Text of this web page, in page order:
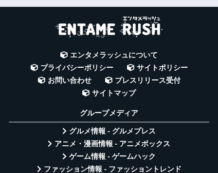
エンタメラッシュについて
プライバシーポリシー
サイトポリシー
お問い合わせ
プレスリリース受付
サイトマップ
グループメディア
グルメ情報 - グルメプレス
アニメ・漫画情報 - アニメボックス
ゲーム情報 - ゲームハック
ファッション情報 - ファッショントレンド